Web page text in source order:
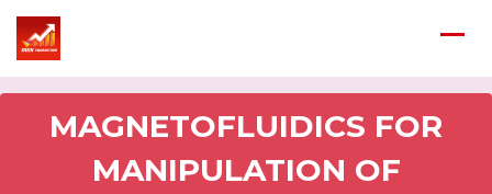
MAGNETOFLUIDICS FOR
MANIPULATION OF